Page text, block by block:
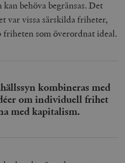
behöva begränsas. Det
var vissa särskilda friheter,
friheten som överordnat ideal.
kombineras med
om individuell frihet
med kapitalism.